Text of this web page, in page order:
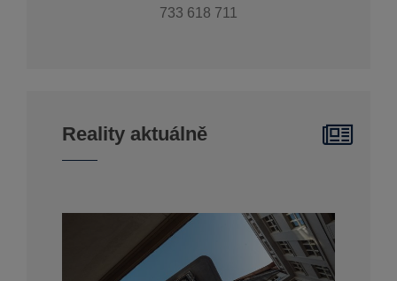
733 618 711
Reality aktuálně